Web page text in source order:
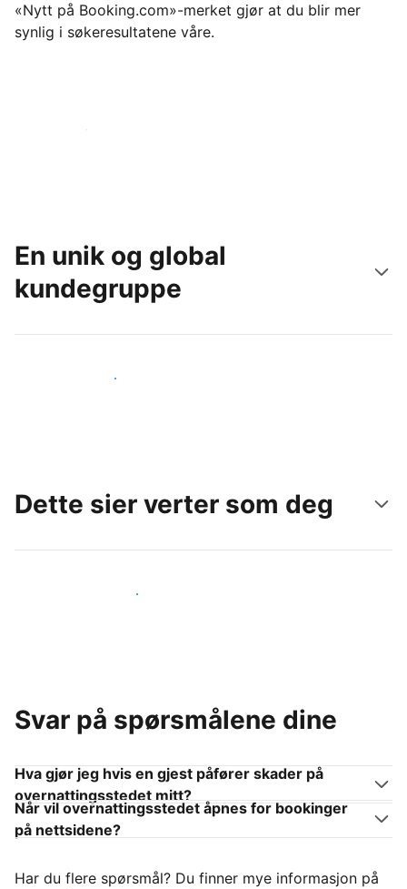
«Nytt på Booking.com»-merket gjør at du blir mer
synlig i søkeresultatene våre.
Kom i gang i dag
En unik og global
kundegruppe
Nå ut til nye gjester i dag
Dette sier verter som deg
Gjør som andre verter som deg
Svar på spørsmålene dine
Hva gjør jeg hvis en gjest påfører skader på
overnattingsstedet mitt?
Når vil overnattingsstedet åpnes for bookinger
på nettsidene?
Har du flere spørsmål? Du finner mye informasjon på